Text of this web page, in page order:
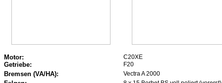
Motor: C20XE
Getriebe: F20
Bremsen (VA/HA): Vectra A 2000